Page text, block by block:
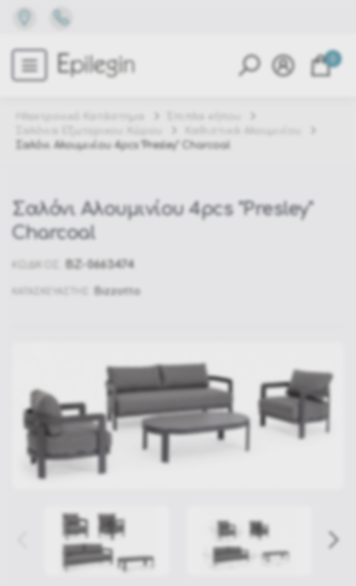
Σαλόνι Αλουμινίου 4pcs "Presley" Charcoal
Σαλόνι Αλουμινίου 4pcs "Presley"
Charcoal
BZ-0663474
Bizzotto